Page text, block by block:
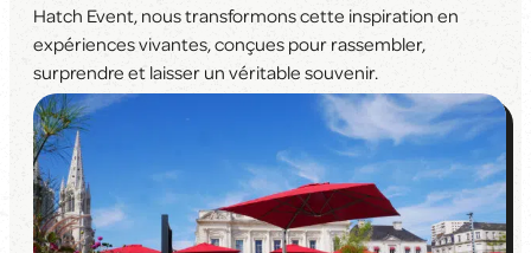
Hatch Event, nous transformons cette inspiration en
expériences vivantes, conçues pour rassembler,
surprendre et laisser un véritable souvenir.